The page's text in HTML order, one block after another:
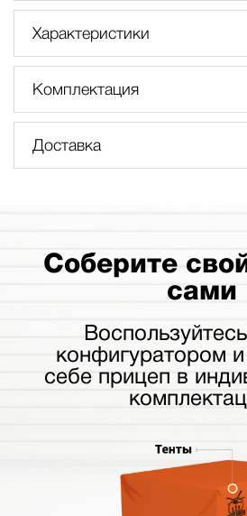
Характеристики
Комплектация
Доставка
Соберите
сами
конфигуратором
себе прицеп в